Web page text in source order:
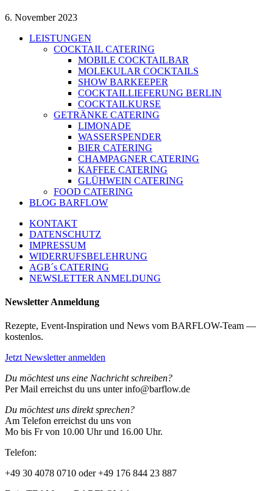
6. November 2023
LEISTUNGEN
COCKTAIL CATERING
MOBILE COCKTAILBAR
MOLEKULAR COCKTAILS
SHOW BARKEEPER
COCKTAILLIEFERUNG BERLIN
COCKTAILKURSE
GETRÄNKE CATERING
LIMONADE
WASSERSPENDER
BIER CATERING
CHAMPAGNER CATERING
KAFFEE CATERING
GLÜHWEIN CATERING
FOOD CATERING
BLOG BARFLOW
KONTAKT
DATENSCHUTZ
IMPRESSUM
WIDERRUFSBELEHRUNG
AGB´s CATERING
NEWSLETTER ANMELDUNG
Newsletter Anmeldung
Rezepte, Event-Inspiration und News vom BARFLOW-Team —
kostenlos.
Jetzt Newsletter anmelden
Du möchtest uns eine Nachricht schreiben?
Per Mail erreichst du uns unter info@barflow.de
Du möchtest uns direkt sprechen?
Am Telefon erreichst du uns von
Mo bis Fr von 10.00 Uhr und 16.00 Uhr.
Telefon:
+49 30 4078 0710 oder +49 176 844 23 887